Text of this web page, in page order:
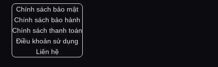
Chính sách bảo mật
Chính sách bảo hành
Chính sách thanh toán
Điều khoản sử dụng
Liên hệ